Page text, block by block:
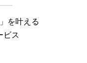
を叶える
ビス